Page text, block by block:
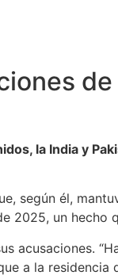
la India y
según él,
un hecho
acusaciones.
a la residencia